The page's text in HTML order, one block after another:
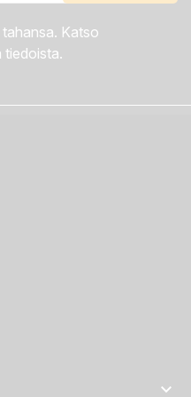
Katso
tiedoista.
